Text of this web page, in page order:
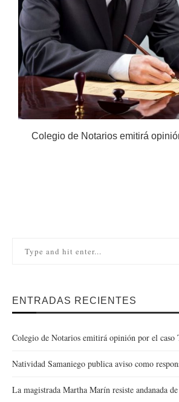
Colegio de Notarios emitirá
ENTRADAS RECIENTES
Colegio de Notarios emitirá opinión por el caso
Natividad Samaniego publica aviso como
La magistrada Martha Marín resiste andanada de